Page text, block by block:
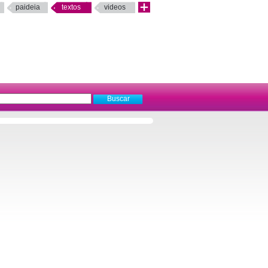
paideia textos videos